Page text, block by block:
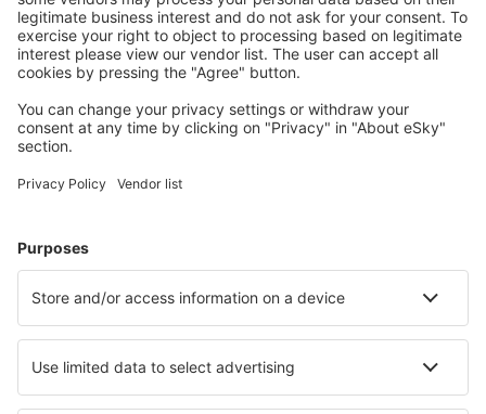
Buchen ohne Sorgen mit einer kostenlosen
Stornierungsoption.
Mehr sparen
Attraktive Preise und Spezialangebote für eingeloggte
Benutzer.
Unterkünfte, die Sie mögen
Meist gesuchte Hotels von eSky Nutzern
Hotels in Japan - Beliebte Städte
Hotels in Tokio Hotels in Sapporo Hotels in Fukuoka